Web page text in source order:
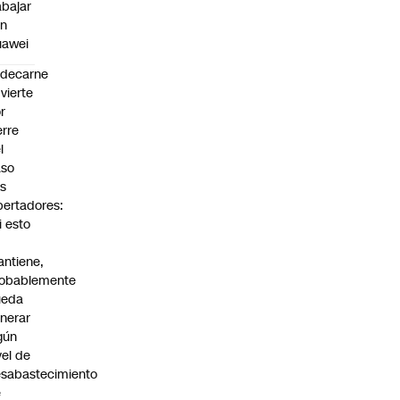
esto
de